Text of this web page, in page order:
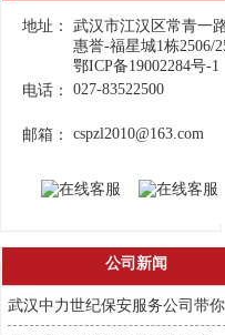
地址：
武汉市江汉区常青一
惠誉-福星城1栋2506/
鄂ICP备19002284号-1
电话：
027-83522500
邮箱： cspzl2010@163.com
公司新闻
武汉中力世纪保安服务公司带